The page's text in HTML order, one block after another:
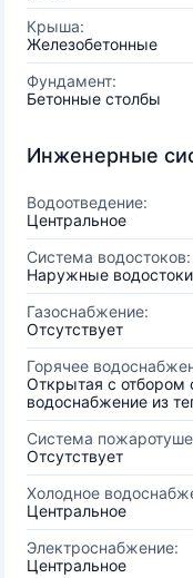
Крыша:
Железобетонные
Фундамент:
Бетонные столбы
Инженерные
Водоотведение:
Центральное
Система водостоков:
Наружные водостоки
Газоснабжение:
Отсутствует
Горячее
Открытая с отбором
водоснабжение из
Система
Отсутствует
Холодное
Центральное
Электроснабжение:
Центральное